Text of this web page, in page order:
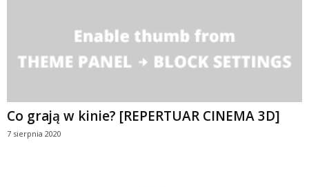
Co grają w kinie? [REPERTUAR CINEMA 3D]
7 sierpnia 2020